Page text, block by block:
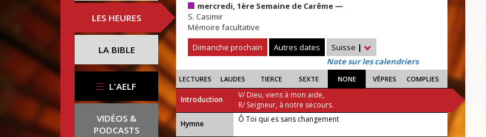
LES HEURES
LA BIBLE
L'AELF
VIDÉOS &
PODCASTS
mercredi, 1ère Semaine de Carême —
S. Casimir
Mémoire facultative
Dimanche prochain
Autres dates Suisse |
Note sur les calendriers
LECTURES LAUDES TIERCE SEXTE NONE VÊPRES COMPLIES
Introduction
V/ Dieu, viens à mon aide,
R/ Seigneur, à notre secours.
...
Hymne Ô Toi qui es sans changement